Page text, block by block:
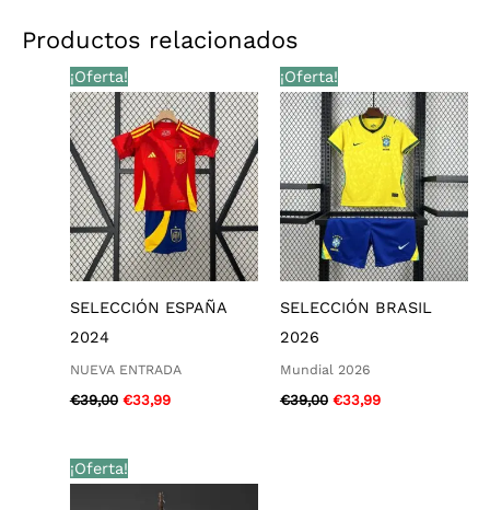
Productos relacionados
¡Oferta!
SELECCIÓN ESPAÑA
2024
NUEVA ENTRADA
€39,00
El
precio
original
era:
€39,00.
€33,99
precio
actual
es:
€33,99.
¡Oferta!
SELECCIÓN BRASIL
2026
Mundial 2026
€39,00
El
precio
original
era:
€39,00.
€33,99
precio
actual
es:
€33,99.
¡Oferta!
El
precio
original
precio